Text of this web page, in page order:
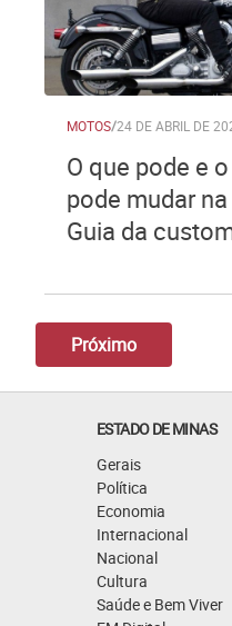
MOTOS/24 DE ABRIL DE
O que pode e
pode mudar
Guia da
Próximo
ESTADO DE MINAS
Gerais
Política
Economia
Internacional
Nacional
Cultura
Saúde e Bem Viver